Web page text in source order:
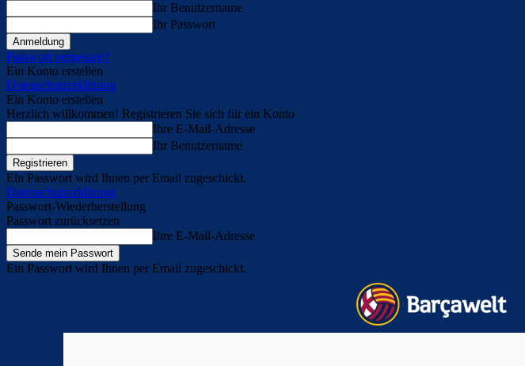
Ihr Benutzername
Ihr Passwort
Passwort vergessen?
Ein Konto erstellen
Datenschutzerklärung
Ein Konto erstellen
Herzlich willkommen! Registrieren Sie sich für ein Konto
Ihre E-Mail-Adresse
Ihr Benutzername
Ein Passwort wird Ihnen per Email zugeschickt.
Datenschutzerklärung
Passwort-Wiederherstellung
Passwort zurücksetzen
Ihre E-Mail-Adresse
Ein Passwort wird Ihnen per Email zugeschickt.